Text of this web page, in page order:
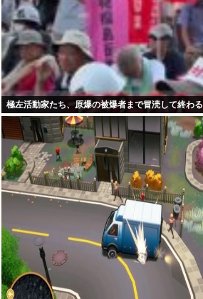
極左活動家たち、原爆の被爆者まで冒涜して終わる